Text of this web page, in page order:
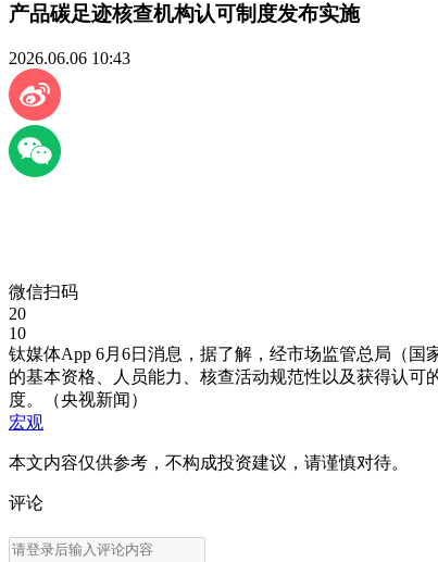
产品碳足迹核查机构认可制度发布实施
2026.06.06 10:43
微信扫码
20
10
钛媒体App 6月6日消息，据了解，经市场监管总局（
的基本资格、人员能力、核查活动规范性以及获得认
度。（央视新闻）
宏观
本文内容仅供参考，不构成投资建议，请谨慎对待。
评论